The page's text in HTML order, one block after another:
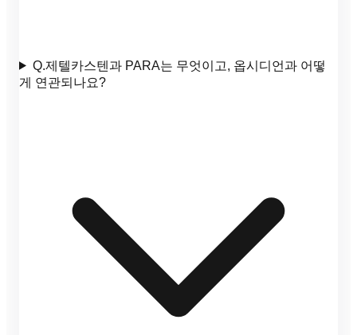
Q.제텔카스텐과 PARA는 무엇이고, 옵시디언과 어떻
게 연관되나요?